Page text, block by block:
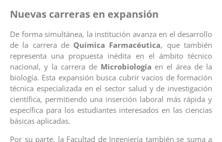
Nuevas carreras en expansión
De forma simultánea, la institución avanza en el desarrollo
de la carrera de Química Farmacéutica, que también
representa una propuesta inédita en el ámbito técnico
nacional, y la carrera de Microbiología en el área de la
biología. Esta expansión busca cubrir vacíos de formación
técnica especializada en el sector salud y de investigación
científica, permitiendo una inserción laboral más rápida y
específica para los estudiantes interesados en las ciencias
básicas aplicadas.
Por su parte, la Facultad de Ingeniería también se suma a